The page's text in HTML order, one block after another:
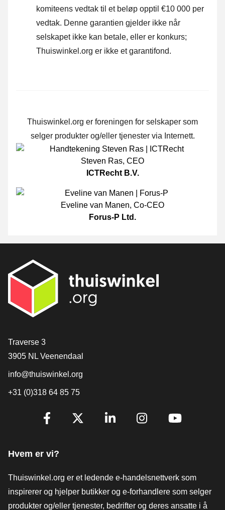
komiteens vedtak til et beløp opptil €10 000 per
vedtak. Denne garantien gjelder ikke når
selskapet ikke kan betale, eller er konkurs;
Thuiswinkel.org er ikke et garantifond.
Thuiswinkel.org er foreningen for selskaper som
selger produkter og/eller tjenester via Internett.
Steven Ras, CEO
ICTRecht B.V.
Eveline van Manen, Co-CEO
Forus-P Ltd.
[_General:Contact]
Traverse 3
3905 NL Veenendaal
info@thuiswinkel.org
+31 (0)318 64 85 75
[_General:SocialMediaTitle]
Hvem er vi?
Thuiswinkel.org er et ledende e-handelsnettverk som
inspirerer og hjelper butikker og e-forhandlere som selger
produkter og/eller tjenester, bedrifter og deres ansatte i å